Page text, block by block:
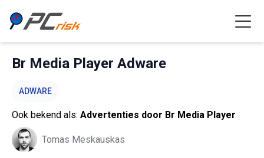
Br Media Player Adware
ADWARE
Ook bekend als: Advertenties door Br Media Player
Tomas Meskauskas